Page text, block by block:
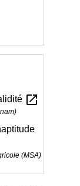
open_in_new
(MSA)